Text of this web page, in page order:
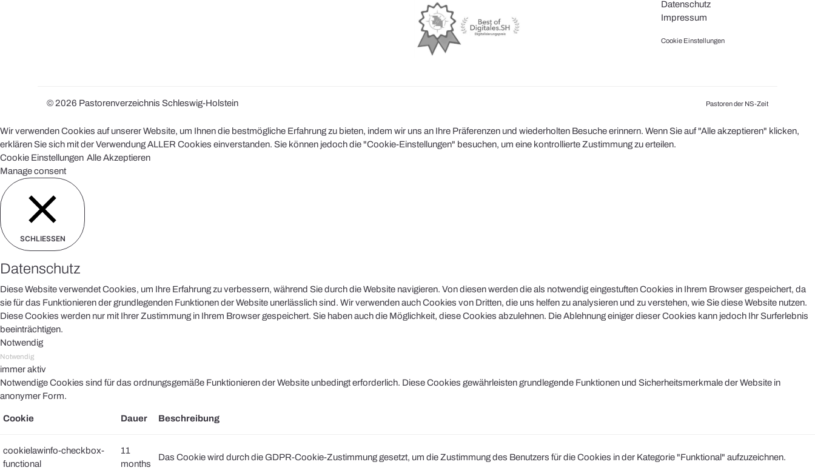
Datenschutz
Impressum
Cookie Einstellungen
© 2026 Pastorenverzeichnis Schleswig-Holstein Pastoren der NS-Zeit
Wir verwenden Cookies auf unserer Website, um Ihnen die bestmögliche Erfahrung zu bieten, indem wir uns an Ihre Präferenzen und wiederholten Besuche erinnern. Wenn Sie auf "Alle akzeptieren" klicken,
erklären Sie sich mit der Verwendung ALLER Cookies einverstanden. Sie können jedoch die "Cookie-Einstellungen" besuchen, um eine kontrollierte Zustimmung zu erteilen.
Cookie Einstellungen Alle Akzeptieren
Manage consent
SCHLIESSEN
Datenschutz
Diese Website verwendet Cookies, um Ihre Erfahrung zu verbessern, während Sie durch die Website navigieren. Von diesen werden die als notwendig eingestuften Cookies in Ihrem Browser gespeichert, da
sie für das Funktionieren der grundlegenden Funktionen der Website unerlässlich sind. Wir verwenden auch Cookies von Dritten, die uns helfen zu analysieren und zu verstehen, wie Sie diese Website nutzen.
Diese Cookies werden nur mit Ihrer Zustimmung in Ihrem Browser gespeichert. Sie haben auch die Möglichkeit, diese Cookies abzulehnen. Die Ablehnung einiger dieser Cookies kann jedoch Ihr Surferlebnis
beeinträchtigen.
Notwendig
Notwendig
immer aktiv
Notwendige Cookies sind für das ordnungsgemäße Funktionieren der Website unbedingt erforderlich. Diese Cookies gewährleisten grundlegende Funktionen und Sicherheitsmerkmale der Website in
anonymer Form.
Cookie Dauer Beschreibung
cookielawinfo-checkbox-
functional
11
months
Das Cookie wird durch die GDPR-Cookie-Zustimmung gesetzt, um die Zustimmung des Benutzers für die Cookies in der Kategorie "Funktional" aufzuzeichnen.